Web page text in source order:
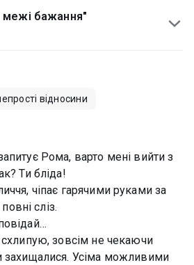
межі бажання"
відносини
Рома, варто мені вийти з
Ти бліда!
чіпає гарячими руками за
сліз.
зовсім не чекаючи
захищалися. Усіма можливими